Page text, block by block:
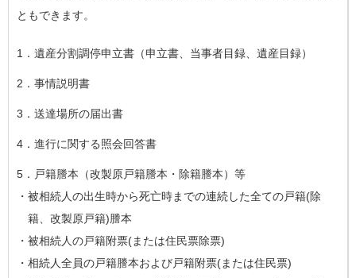
ともできます。
1．遺産分割調停申立書（申立書、当事者目録、遺産目録）
2．事情説明書
3．送達場所の届出書
4．進行に関する照会回答書
5．戸籍謄本（改製原戸籍謄本・除籍謄本）等
・被相続人の出生時から死亡時までの連続した全ての戸籍(除
籍、改製原戸籍)謄本
・被相続人の戸籍附票(または住民票除票)
・相続人全員の戸籍謄本および戸籍附票(または住民票)